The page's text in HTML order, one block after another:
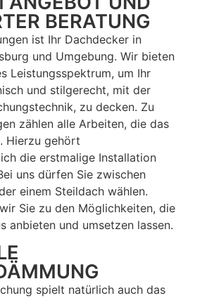
BERATUNG
ist Ihr Dachdecker in
und Umgebung. Wir bieten
Leistungsspektrum, um Ihr
und stilgerecht, mit der
zu decken. Zu
zählen alle Arbeiten, die das
Hierzu gehört
die erstmalige Installation
uns dürfen Sie zwischen
einem Steildach wählen.
Sie zu den Möglichkeiten, die
anbieten und umsetzen lassen.
spielt natürlich auch das